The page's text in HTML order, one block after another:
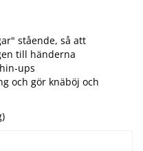
stående, så att
till händerna
ups
och gör knäböj och